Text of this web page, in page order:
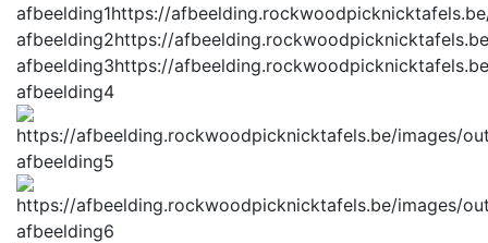
afbeelding1https://
afbeelding2https://
afbeelding3https://
afbeelding4
afbeelding5
afbeelding6